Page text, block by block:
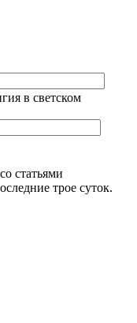
в светском
статьями
трое суток.